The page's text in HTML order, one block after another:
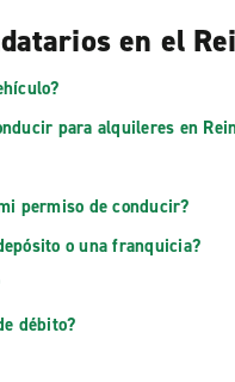
en el
para alquileres en
permiso de conducir?
o una franquicia?
débito?